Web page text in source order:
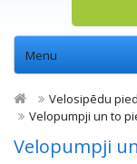
Menu
Velosipēdu
Velopumpji un to
Velopumpji